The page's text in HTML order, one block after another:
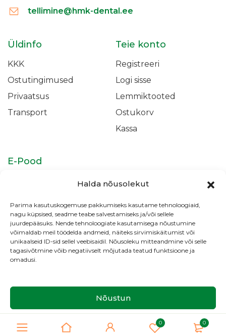
Halda nõusolekut
Parima kasutuskogemuse pakkumiseks kasutame tehnoloogiaid,
nagu küpsised, seadme teabe salvestamiseks ja/või sellele
juurdepääsuks. Nende tehnoloogiate kasutamisega nõustumine
võimaldab meil töödelda andmeid, näiteks sirvimiskäitumist või
unikaalseid ID-sid sellel veebisaidil. Nõusoleku mitteandmine või selle
tagasivõtmine võib negatiivselt mõjutada teatud funktsioone ja
omadusi.
Nõustun
Meist
0 0
tellimine@hmk-dental.ee
Üldinfo
KKK
Ostutingimused
Privaatsus
Transport
Teie konto
Registreeri
Logi sisse
Lemmiktooted
Ostukorv
Kassa
E-Pood
Isikukaitsevahendid
Täidismaterjalid &
Juureravi
Profülaktika &
Valgendus
Kliiniku tarvikud